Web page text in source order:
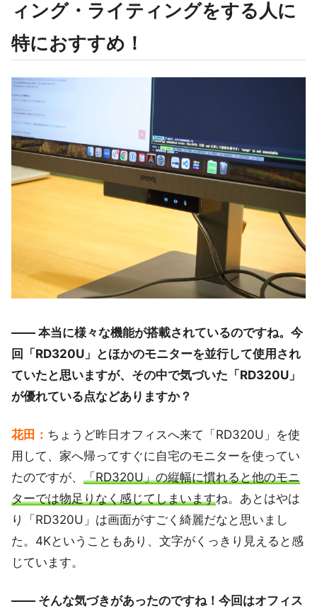
ィング・ライティングをする人に
特におすすめ！
―― 本当に様々な機能が搭載されているのですね。今
回「RD320U」とほかのモニターを並行して使用され
ていたと思いますが、その中で気づいた「RD320U」
が優れている点などありますか？
花田： ちょうど昨日オフィスへ来て「RD320U」を使
用して、家へ帰ってすぐに自宅のモニターを使ってい
たのですが、 「RD320U」の縦幅に慣れると他のモニ
ターでは物足りなく感じてしまいますね。あとはやは
り「RD320U」は画面がすごく綺麗だなと思いまし
た。4Kということもあり、文字がくっきり見えると感
じています。
―― そんな気づきがあったのですね！今回はオフィス